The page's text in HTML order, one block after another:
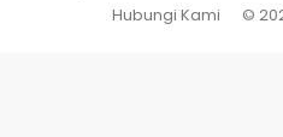
Hubungi Kami
©